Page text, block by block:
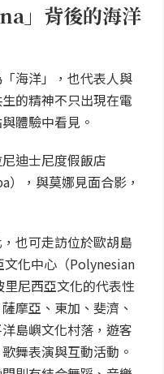
」背後的海洋
海洋」，也代表人與
的精神不只出現在電
體驗中看見。
迪士尼度假飯店
），與莫娜見面合影，
也可走訪位於歐胡島
文化中心（Polynesian
尼西亞文化的代表性
摩亞、東加、斐濟、
島嶼文化村落，遊客
舞表演與互動活動。